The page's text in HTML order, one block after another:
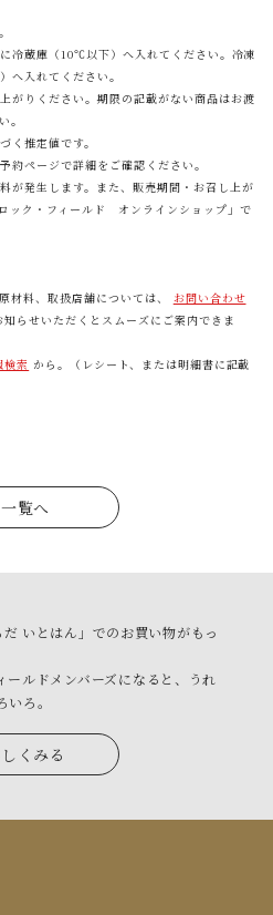
冷蔵庫（10℃以下）へ入れてください。冷凍
へ入れてください。
がりください。期限の記載がない商品はお渡
。
く推定値です。
約ページで詳細をご確認ください。
が発生します。また、販売期間・お召し上が
ック・フィールド オンラインショップ」で
材料、取扱店舗については、 お問い合わせ
らせいただくとスムーズにご案内できま
検索 から。（レシート、または明細書に記載
一覧へ
だ いとはん」でのお買い物がもっ
ールドメンバーズになると、うれ
いろ。
くみる